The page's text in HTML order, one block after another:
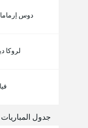
دوس
لروكا
جدول المباريات